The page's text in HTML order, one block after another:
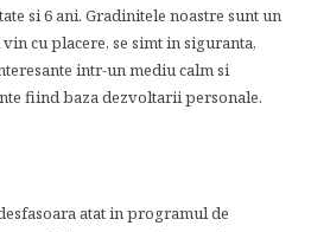
si 6 ani. Gradinitele noastre sunt un
cu placere, se simt in siguranta,
intr-un mediu calm si
fiind baza dezvoltarii personale.
atat in programul de